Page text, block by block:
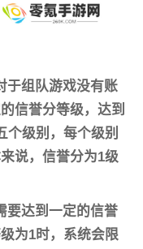
于组队游戏没有账
信誉分等级，达到
个级别，每个级别
说，信誉分为1级
要达到一定的信誉
为1时，系统会限